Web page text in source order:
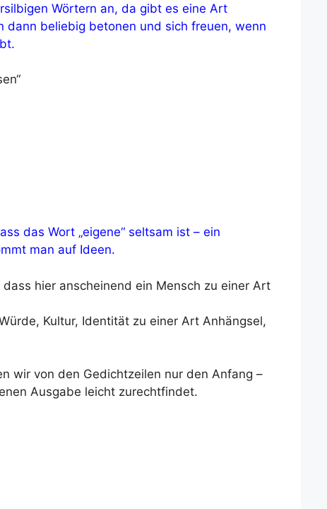
Wörtern an, da gibt es eine Art
dann beliebig betonen und sich freuen, wenn
das Wort „eigene“ seltsam ist – ein
man auf Ideen.
hier anscheinend ein Mensch zu einer Art
Kultur, Identität zu einer Art Anhängsel,
wir von den Gedichtzeilen nur den Anfang –
Ausgabe leicht zurechtfindet.